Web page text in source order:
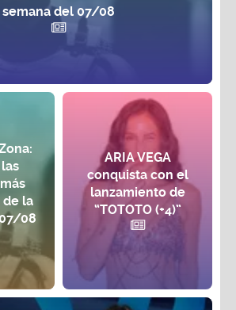
semana del 07/08
las
de la
08
ARIA VEGA
conquista con el
lanzamiento de
“TOTOTO (+4)”